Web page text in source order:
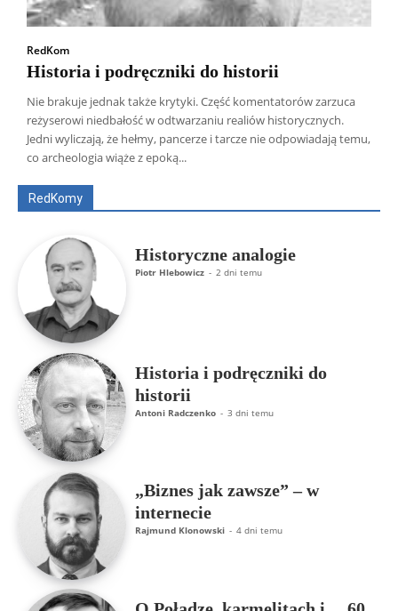
RedKom
Historia i podręczniki do historii
Nie brakuje jednak także krytyki. Część komentatorów zarzuca
reżyserowi niedbałość w odtwarzaniu realiów historycznych.
Jedni wyliczają, że hełmy, pancerze i tarcze nie odpowiadają temu,
co archeologia wiąże z epoką...
RedKomy
Wszyscy Aleksander Borowik
Antoni Radczenko
Artur Płokszto
Grzegorz Górny
ks. Jarosław Wąsowicz SDB
Historyczne analogie
Piotr Hlebowicz - 2 dni temu
Historia i podręczniki do
historii
Antoni Radczenko - 3 dni temu
„Biznes jak zawsze” – w
internecie
Rajmund Klonowski - 4 dni temu